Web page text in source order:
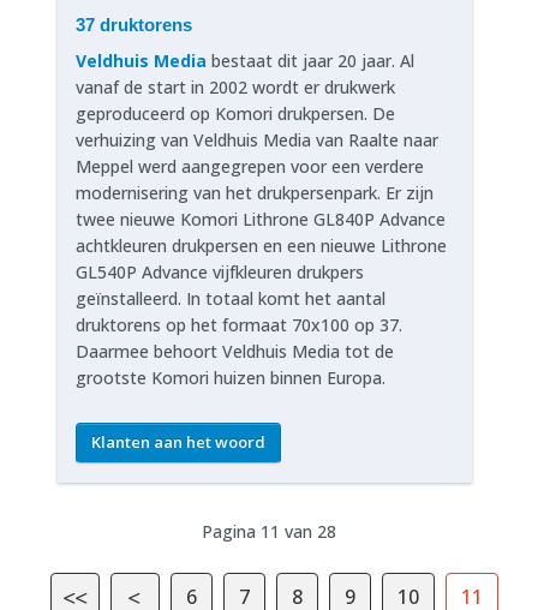
37 druktorens
Veldhuis Media bestaat dit jaar 20 jaar. Al
vanaf de start in 2002 wordt er drukwerk
geproduceerd op Komori drukpersen. De
verhuizing van Veldhuis Media van Raalte naar
Meppel werd aangegrepen voor een verdere
modernisering van het drukpersenpark. Er zijn
twee nieuwe Komori Lithrone GL840P Advance
achtkleuren drukpersen en een nieuwe Lithrone
GL540P Advance vijfkleuren drukpers
geïnstalleerd. In totaal komt het aantal
druktorens op het formaat 70x100 op 37.
Daarmee behoort Veldhuis Media tot de
grootste Komori huizen binnen Europa.
Klanten aan het woord
Pagina 11 van 28
6 7 8 9 10 11